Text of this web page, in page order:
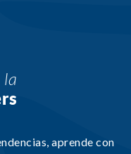
la
aprende con